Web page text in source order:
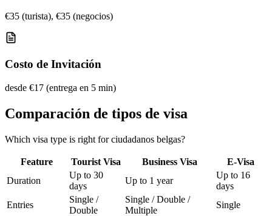
€35 (turista), €35 (negocios)
Costo de Invitación
desde €17 (entrega en 5 min)
Comparación de tipos de visa
Which visa type is right for ciudadanos belgas?
Feature Tourist Visa Business Visa
E-Visa
Duration
Up to 30
days
Up to 1 year
Up to 16
days
Entries
Single /
Double
Single / Double /
Multiple
Single